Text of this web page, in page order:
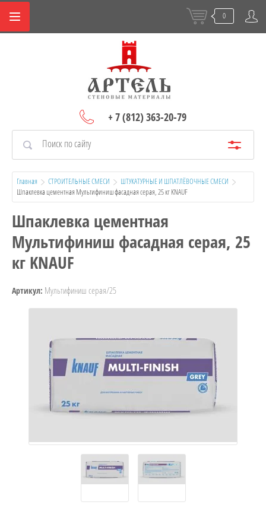
0
+ 7 (812) 363-20-79
Главная СТРОИТЕЛЬНЫЕ СМЕСИ
ШТУКАТУРНЫЕ И ШПАТЛЁВОЧНЫЕ СМЕСИ
Шпаклевка цементная Мультифиниш фасадная серая, 25 кг KNAUF
Шпаклевка цементная
Мультифиниш фасадная серая, 25
кг KNAUF
Артикул: Мультифиниш серая/25